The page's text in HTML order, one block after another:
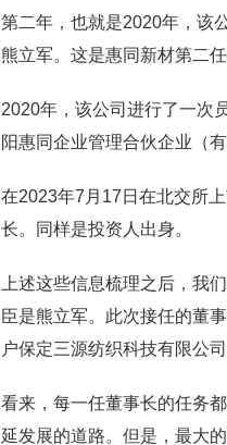
第二年，也就是2020年，该
熊立军。这是惠同新材第二
2020年，该公司进行了一次
阳惠同企业管理合伙企业（
在2023年7月17日在北交所
长。同样是投资人出身。
上述这些信息梳理之后，我
臣是熊立军。此次接任的董
户保定三源纺织科技有限公司
看来，每一任董事长的任务
延发展的道路。但是，最大